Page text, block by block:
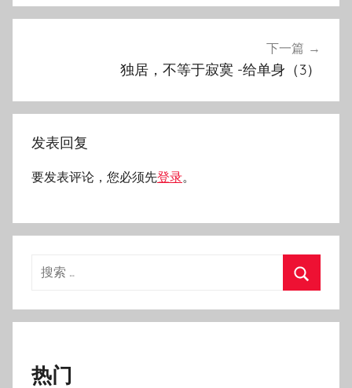
航
下一篇
独居，不等于寂寞 -给单身（3）
发表回复
要发表评论，您必须先登录。
搜
索
热门